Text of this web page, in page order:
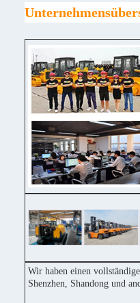
Wir haben einen
Shenzhen, Shandong und